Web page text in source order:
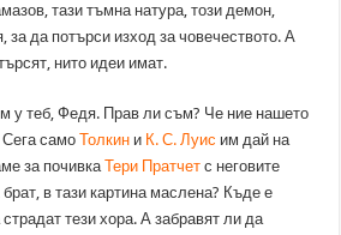
тази тъмна натура, този демон,
за да потърси изход за човечеството. А
нито идеи имат.
у теб, Федя. Прав ли съм? Че ние нашето
Сега самоТолкин и К. С. Луис им дай на
за почивкаТери Пратчет с неговите
в тази картина маслена? Къде е
тези хора. А забравят ли да